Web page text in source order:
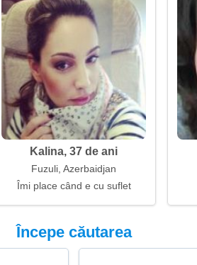
Kalina, 37 de ani
Fuzuli, Azerbaidjan
Îmi place când e cu suflet
Începe căutarea